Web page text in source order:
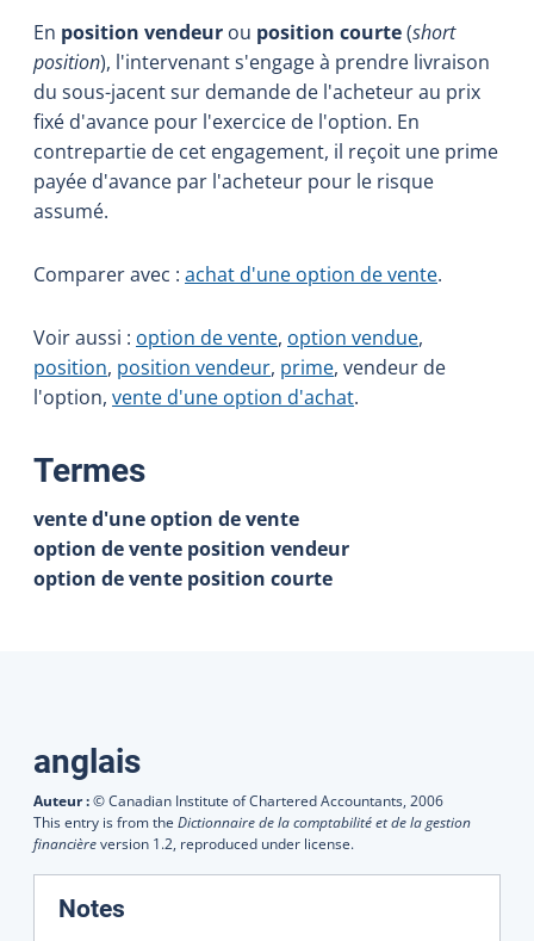
En position vendeur ou position courte(short
position), l'intervenant s'engage à prendre livraison
du sous-jacent sur demande de l'acheteur au prix
fixé d'avance pour l'exercice de l'option. En
contrepartie de cet engagement, il reçoit une prime
payée d'avance par l'acheteur pour le risque
assumé.
Comparer avec : achat d'une option de vente.
Voir aussi : option de vente, option vendue,
position, position vendeur, prime, vendeur de
l'option, vente d'une option d'achat.
Termes:
vente d'une option de vente
option de vente position vendeur
option de vente position courte
Traductions
anglais
Auteur :© Canadian Institute of Chartered Accountants, 2006
This entry is from the Dictionnaire de la comptabilité et de la gestion
financièreversion 1.2, reproduced under license.
Notes